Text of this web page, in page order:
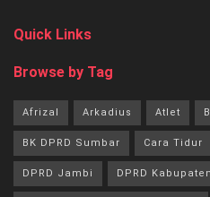
Quick Links
Browse by Tag
Afrizal Arkadius Atlet
BK DPRD Sumbar Cara Tidur
DPRD Jambi DPRD